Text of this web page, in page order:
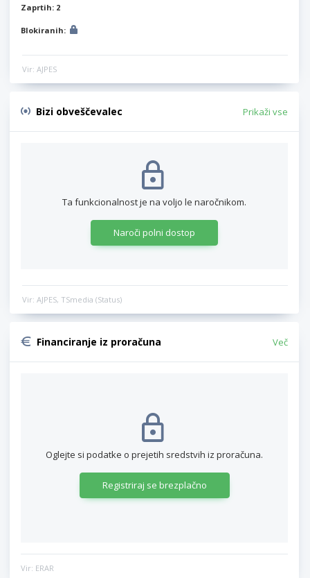
Zaprtih: 2
Blokiranih:
Vir: AJPES
Bizi obveščevalec Prikaži vse
Ta funkcionalnost je na voljo le naročnikom.
Naroči polni dostop
Vir: AJPES, TSmedia (Status)
Financiranje iz proračuna Več
Oglejte si podatke o prejetih sredstvih iz proračuna.
Registriraj se brezplačno
Vir: ERAR